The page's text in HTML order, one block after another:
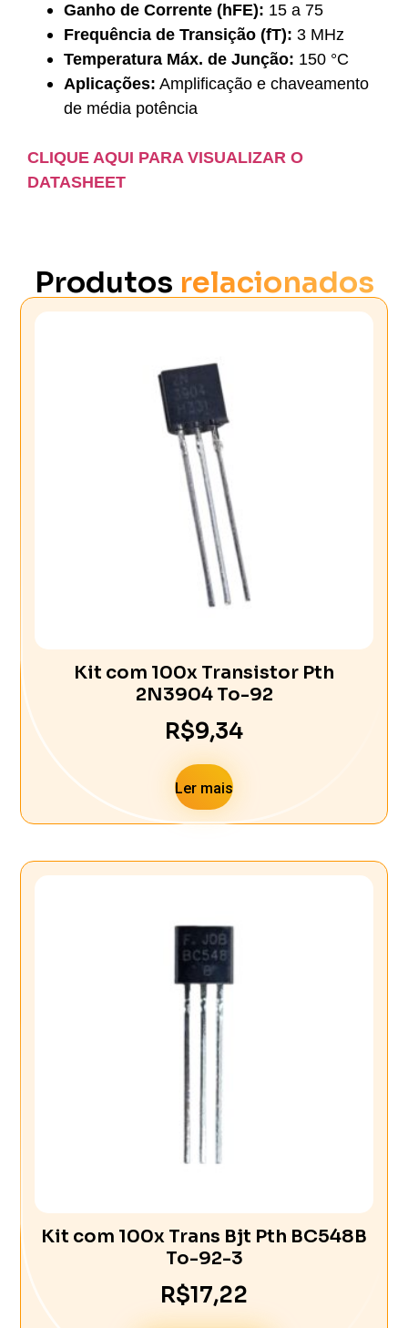
Ganho de Corrente (hFE): 15 a 75
Frequência de Transição (fT): 3 MHz
Temperatura Máx. de Junção: 150 °C
Aplicações: Amplificação e chaveamento
de média potência
CLIQUE AQUI PARA VISUALIZAR O
DATASHEET
Produtos relacionados
Kit com 100x Transistor Pth
2N3904 To-92
R$9,34
Ler mais
Kit com 100x Trans Bjt Pth BC548B
To-92-3
R$17,22